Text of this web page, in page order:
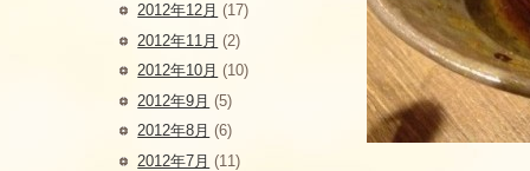
2012年12月 (17)
2012年11月 (2)
2012年10月 (10)
2012年9月 (5)
2012年8月 (6)
2012年7月 (11)